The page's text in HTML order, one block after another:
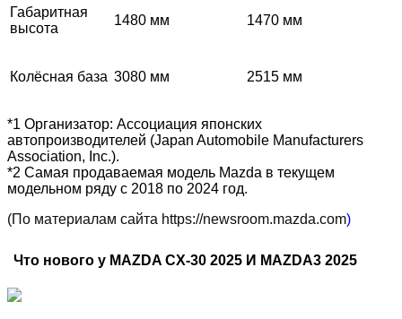
Габаритная
высота
1480 мм 1470 мм
Колёсная база 3080 мм 2515 мм
*1 Организатор: Ассоциация японских
автопроизводителей (Japan Automobile Manufacturers
Association, Inc.).
*2 Самая продаваемая модель Mazda в текущем
модельном ряду с 2018 по 2024 год.
(По материалам сайта https://newsroom.mazda.com)
Что нового у MAZDA CX-30 2025 И MAZDA3 2025